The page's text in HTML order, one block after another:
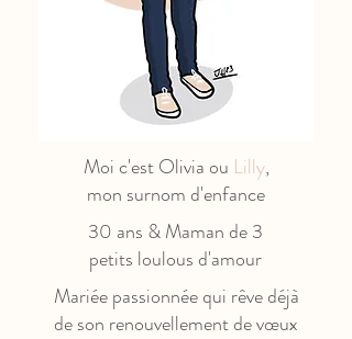
Moi c'est Olivia ou Lilly,
mon surnom d'enfance
30 ans & Maman de 3
petits loulous d'amour
Mariée passionnée qui rêve déjà
de son renouvellement de vœux